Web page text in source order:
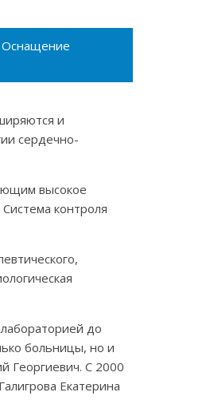
Оснащение
и
сердечно-
высокое
Система контроля
до
больницы, но и
Георгиевич. С 2000
Екатерина